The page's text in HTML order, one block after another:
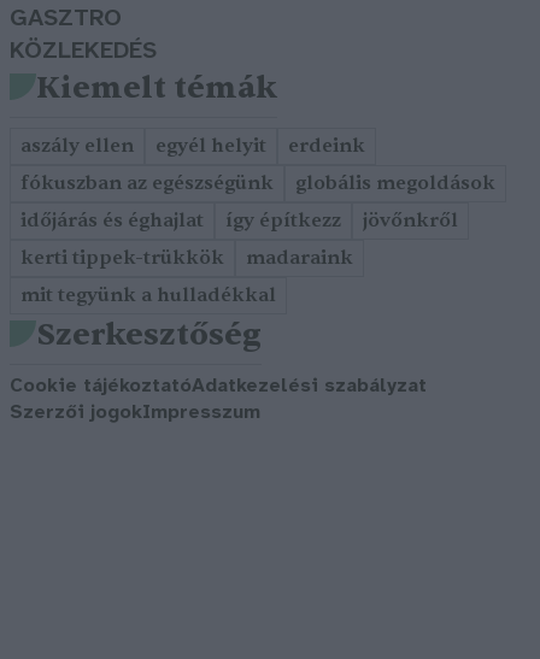
GASZTRO
KÖZLEKEDÉS
Kiemelt témák
aszály ellen egyél helyit
erdeink
fókuszban az egészségünk
globális megoldások
időjárás és éghajlat
így építkezz
jövőnkről
kerti tippek-trükkök
madaraink
mit tegyünk a hulladékkal
Szerkesztőség
Cookie tájékoztatóAdatkezelési szabályzat
Szerzői jogokImpresszum